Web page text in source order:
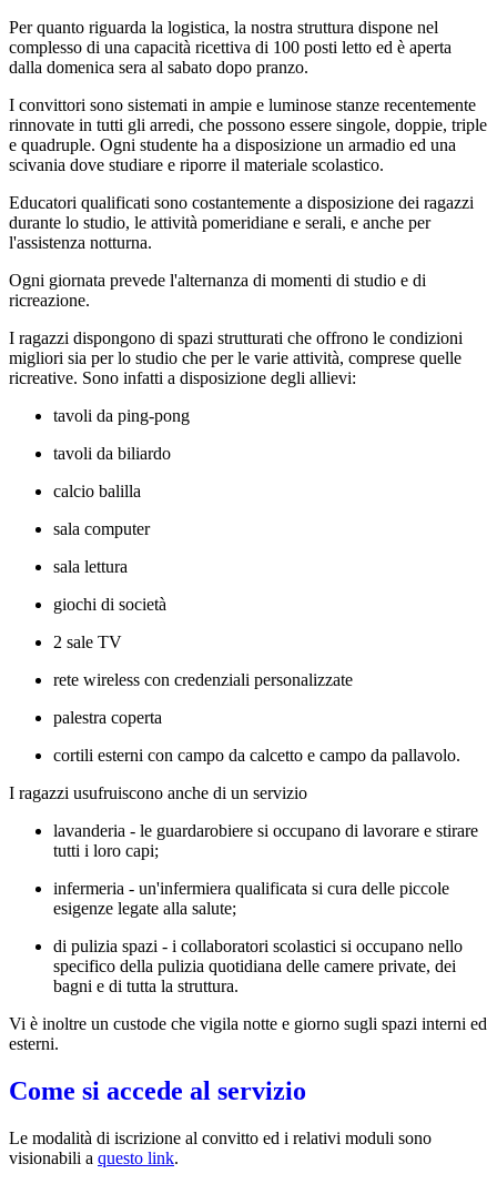
Per quanto riguarda la logistica, la nostra struttura dispone nel
complesso di una capacità ricettiva di 100 posti letto ed è aperta
dalla domenica sera al sabato dopo pranzo.
I convittori sono sistemati in ampie e luminose stanze recentemente
rinnovate in tutti gli arredi, che possono essere singole, doppie, triple
e quadruple. Ogni studente ha a disposizione un armadio ed una
scivania dove studiare e riporre il materiale scolastico.
Educatori qualificati sono costantemente a disposizione dei ragazzi
durante lo studio, le attività pomeridiane e serali, e anche per
l'assistenza notturna.
Ogni giornata prevede l'alternanza di momenti di studio e di
ricreazione.
I ragazzi dispongono di spazi strutturati che offrono le condizioni
migliori sia per lo studio che per le varie attività, comprese quelle
ricreative. Sono infatti a disposizione degli allievi:
tavoli da ping-pong
tavoli da biliardo
calcio balilla
sala computer
sala lettura
giochi di società
2 sale TV
rete wireless con credenziali personalizzate
palestra coperta
cortili esterni con campo da calcetto e campo da pallavolo.
I ragazzi usufruiscono anche di un servizio
lavanderia - le guardarobiere si occupano di lavorare e stirare
tutti i loro capi;
infermeria - un'infermiera qualificata si cura delle piccole
esigenze legate alla salute;
di pulizia spazi - i collaboratori scolastici si occupano nello
specifico della pulizia quotidiana delle camere private, dei
bagni e di tutta la struttura.
Vi è inoltre un custode che vigila notte e giorno sugli spazi interni ed
esterni.
Come si accede al servizio
Le modalità di iscrizione al convitto ed i relativi moduli sono
visionabili a questo link.